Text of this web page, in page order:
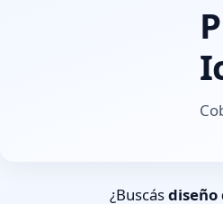
¿Buscásdiseño